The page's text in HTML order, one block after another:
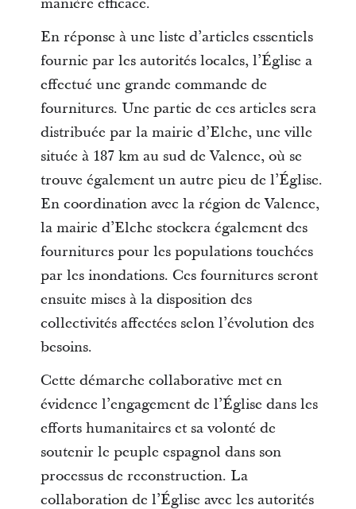
En réponse à une liste d’articles essentiels
fournie par les autorités locales, l’Église a
effectué une grande commande de
fournitures. Une partie de ces articles sera
distribuée par la mairie d’Elche, une ville
située à 187 km au sud de Valence, où se
trouve également un autre pieu de l’Église.
En coordination avec la région de Valence,
la mairie d’Elche stockera également des
fournitures pour les populations touchées
par les inondations. Ces fournitures seront
ensuite mises à la disposition des
collectivités affectées selon l’évolution des
besoins.
Cette démarche collaborative met en
évidence l’engagement de l’Église dans les
efforts humanitaires et sa volonté de
soutenir le peuple espagnol dans son
processus de reconstruction. La
collaboration de l’Église avec les autorités